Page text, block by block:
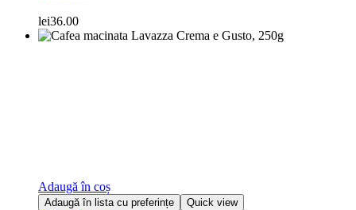
lei36.00
Adaugă în coș
Adaugă în lista cu preferințe Quick view